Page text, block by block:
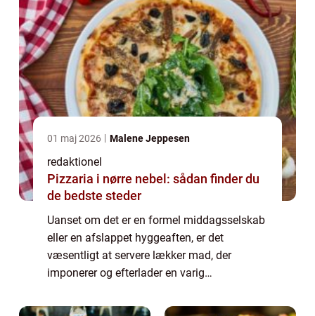
01 maj 2026 Malene Jeppesen
redaktionel
Pizzaria i nørre nebel: sådan finder du
de bedste steder
Uanset om det er en formel middagsselskab
eller en afslappet hyggeaften, er det
væsentligt at servere lækker mad, der
imponerer og efterlader en varig
udforske nogle af de vigtigste elementer ved